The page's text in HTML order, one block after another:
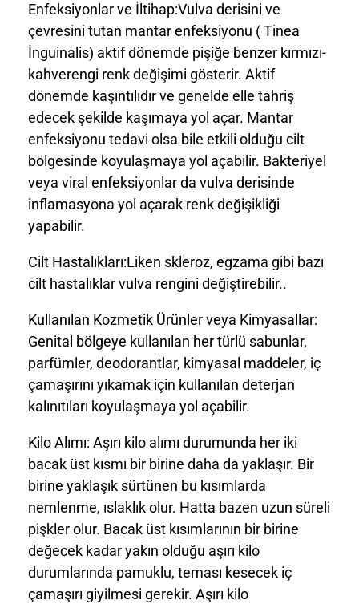
Enfeksiyonlar ve İltihap:Vulva derisini ve
çevresini tutan mantar enfeksiyonu ( Tinea
İnguinalis) aktif dönemde pişiğe benzer kırmızı-
kahverengi renk değişimi gösterir. Aktif
dönemde kaşıntılıdır ve genelde elle tahriş
edecek şekilde kaşımaya yol açar. Mantar
enfeksiyonu tedavi olsa bile etkili olduğu cilt
bölgesinde koyulaşmaya yol açabilir. Bakteriyel
veya viral enfeksiyonlar da vulva derisinde
inflamasyona yol açarak renk değişikliği
yapabilir.
Cilt Hastalıkları:Liken skleroz, egzama gibi bazı
cilt hastalıklar vulva rengini değiştirebilir..
Kullanılan Kozmetik Ürünler veya Kimyasallar:
Genital bölgeye kullanılan her türlü sabunlar,
parfümler, deodorantlar, kimyasal maddeler, iç
çamaşırını yıkamak için kullanılan deterjan
kalınıtıları koyulaşmaya yol açabilir.
Kilo Alımı: Aşırı kilo alımı durumunda her iki
bacak üst kısmı bir birine daha da yaklaşır. Bir
birine yaklaşık sürtünen bu kısımlarda
nemlenme, ıslaklık olur. Hatta bazen uzun süreli
pişkler olur. Bacak üst kısımlarının bir birine
değecek kadar yakın olduğu aşırı kilo
durumlarında pamuklu, teması kesecek iç
çamaşırı giyilmesi gerekir. Aşırı kilo